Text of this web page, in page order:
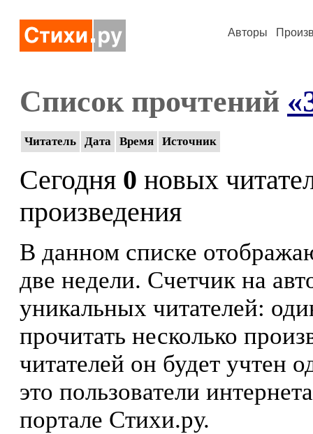
Авторы
Список прочтений
Читатель Дата Время Источник
Сегодня 0 новых
произведения
В данном списке
две недели. Счетчик на
уникальных читателей:
прочитать несколько
читателей он будет учтен
это пользователи
портале Стихи.ру.